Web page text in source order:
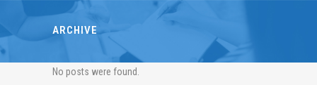
ARCHIVE
No posts were found.